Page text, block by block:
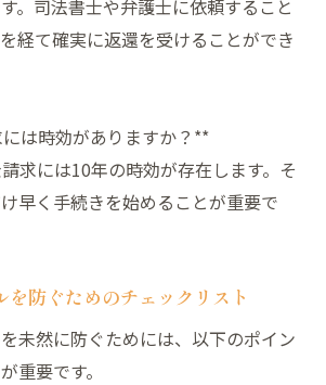
。司法書士や弁護士に依頼すること
経て確実に返還を受けることができ
は時効がありますか？**
求には10年の時効が存在します。そ
早く手続きを始めることが重要で
を防ぐためのチェックリスト
未然に防ぐためには、以下のポイン
重要です。